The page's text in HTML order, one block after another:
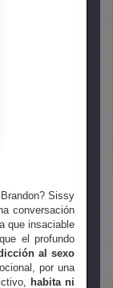
Sissy
conversación
que insaciable
el profundo
al sexo
por una
habita ni